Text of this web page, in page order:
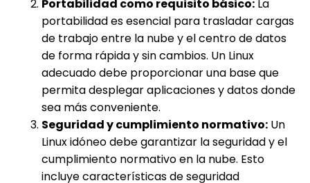
Portabilidad como requisito básico: La
portabilidad es esencial para trasladar cargas
de trabajo entre la nube y el centro de datos
de forma rápida y sin cambios. Un Linux
adecuado debe proporcionar una base que
permita desplegar aplicaciones y datos donde
sea más conveniente.
Seguridad y cumplimiento normativo: Un
Linux idóneo debe garantizar la seguridad y el
cumplimiento normativo en la nube. Esto
incluye características de seguridad